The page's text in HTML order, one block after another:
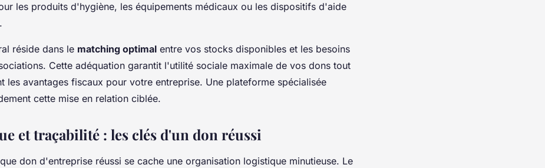
les produits d'hygiène, les équipements médicaux ou les dispositifs d'aide
réside dans le matching optimal entre vos stocks disponibles et les besoins
Cette adéquation garantit l'utilité sociale maximale de vos dons tout
les avantages fiscaux pour votre entreprise. Une plateforme spécialisée
cette mise en relation ciblée.
et traçabilité : les clés d'un don réussi
don d'entreprise réussi se cache une organisation logistique minutieuse. Le